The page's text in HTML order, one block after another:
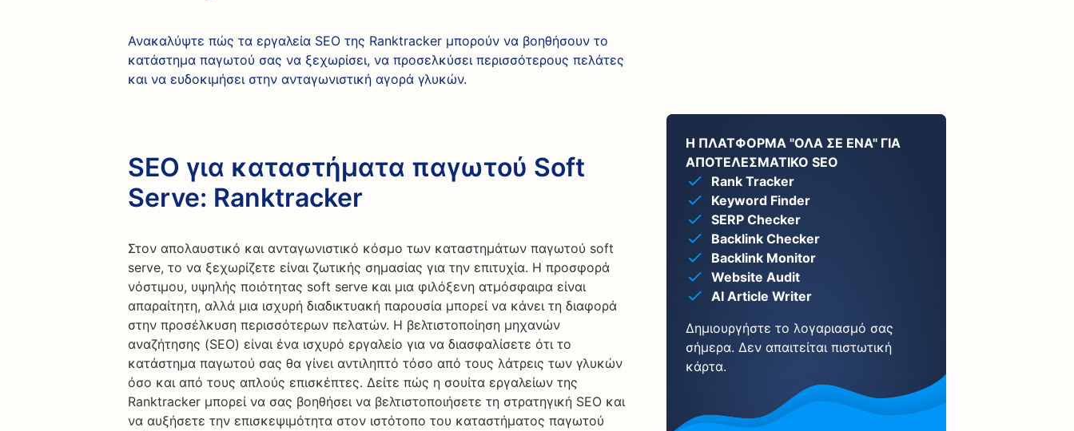
Ανακαλύψτε πώς τα εργαλεία SEO της Ranktracker μπορούν να βοηθήσουν το
κατάστημα παγωτού σας να ξεχωρίσει, να προσελκύσει περισσότερους πελάτες
και να ευδοκιμήσει στην ανταγωνιστική αγορά γλυκών.
SEO για καταστήματα παγωτού Soft
Serve: Ranktracker
Στον απολαυστικό και ανταγωνιστικό κόσμο των καταστημάτων παγωτού soft
serve, το να ξεχωρίζετε είναι ζωτικής σημασίας για την επιτυχία. Η προσφορά
νόστιμου, υψηλής ποιότητας soft serve και μια φιλόξενη ατμόσφαιρα είναι
απαραίτητη, αλλά μια ισχυρή διαδικτυακή παρουσία μπορεί να κάνει τη διαφορά
στην προσέλκυση περισσότερων πελατών. Η βελτιστοποίηση μηχανών
αναζήτησης (SEO) είναι ένα ισχυρό εργαλείο για να διασφαλίσετε ότι το
κατάστημα παγωτού σας θα γίνει αντιληπτό τόσο από τους λάτρεις των γλυκών
όσο και από τους απλούς επισκέπτες. Δείτε πώς η σουίτα εργαλείων της
Ranktracker μπορεί να σας βοηθήσει να βελτιστοποιήσετε τη στρατηγική SEO και
να αυξήσετε την επισκεψιμότητα στον ιστότοπο του καταστήματος παγωτού
Η ΠΛΑΤΦΌΡΜΑ "ΌΛΑ ΣΕ ΈΝΑ" ΓΙΑ
ΑΠΟΤΕΛΕΣΜΑΤΙΚΌ SEO
Rank Tracker
Keyword Finder
SERP Checker
Backlink Checker
Backlink Monitor
Website Audit
AI Article Writer
Δημιουργήστε το λογαριασμό σας
σήμερα. Δεν απαιτείται πιστωτική
κάρτα.